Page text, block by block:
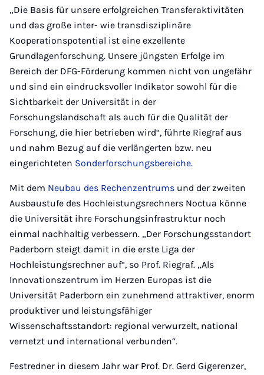
„Die Basis für unsere erfolgreichen Transferaktivitäten
und das große inter- wie transdisziplinäre
Kooperationspotential ist eine exzellente
Grundlagenforschung. Unsere jüngsten Erfolge im
Bereich der DFG-Förderung kommen nicht von ungefähr
und sind ein eindrucksvoller Indikator sowohl für die
Sichtbarkeit der Universität in der
Forschungslandschaft als auch für die Qualität der
Forschung, die hier betrieben wird“, führte Riegraf aus
und nahm Bezug auf die verlängerten bzw. neu
eingerichteten Sonderforschungsbereiche.
Mit dem Neubau des Rechenzentrums und der zweiten
Ausbaustufe des Hochleistungsrechners Noctua könne
die Universität ihre Forschungsinfrastruktur noch
einmal nachhaltig verbessern. „Der Forschungsstandort
Paderborn steigt damit in die erste Liga der
Hochleistungsrechner auf“, so Prof. Riegraf. „Als
Innovationszentrum im Herzen Europas ist die
Universität Paderborn ein zunehmend attraktiver, enorm
produktiver und leistungsfähiger
Wissenschaftsstandort: regional verwurzelt, national
vernetzt und international verbunden“.
Festredner in diesem Jahr war Prof. Dr. Gerd Gigerenzer,